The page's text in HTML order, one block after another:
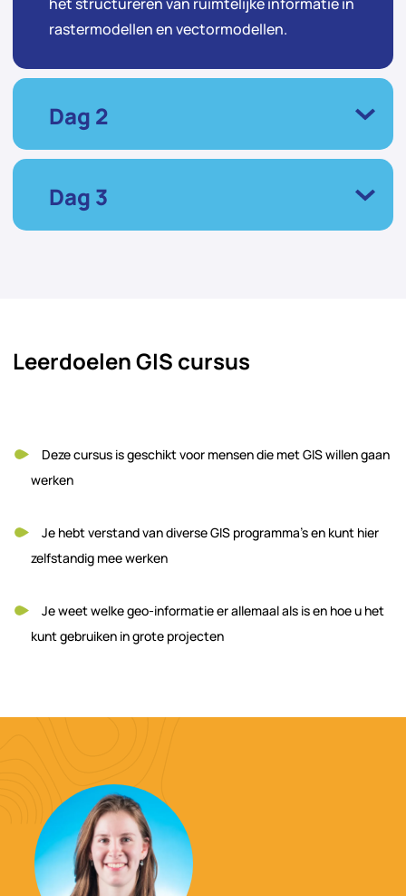
rastermodellen en vectormodellen.
Dag 2
Dag 3
Leerdoelen GIS cursus
Deze cursus is geschikt voor mensen die met GIS willen gaan
werken
Je hebt verstand van diverse GIS programma’s en kunt hier
zelfstandig mee werken
Je weet welke geo-informatie er allemaal als is en hoe u het
kunt gebruiken in grote projecten